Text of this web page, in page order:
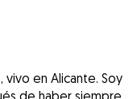
de perros en Sant
en Alicante. Soy